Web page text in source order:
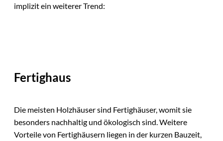
implizit ein weiterer Trend:
Fertighaus
Die meisten Holzhäuser sind Fertighäuser, womit sie
besonders nachhaltig und ökologisch sind. Weitere
Vorteile von Fertighäusern liegen in der kurzen Bauzeit,